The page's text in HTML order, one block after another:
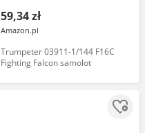
59,34 zł
Amazon.pl
Trumpeter 03911-1/144 F16C
Fighting Falcon samolot